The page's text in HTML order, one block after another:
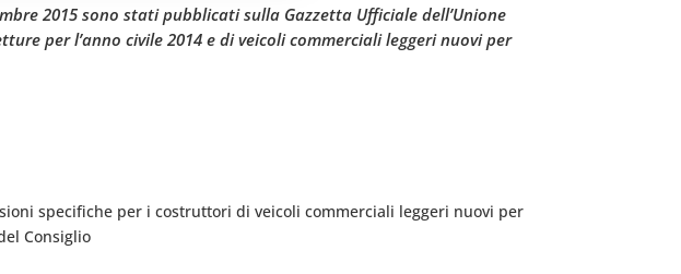
2015 sono stati pubblicati sulla Gazzetta Ufficiale dell’Unione
per l’anno civile 2014 e di veicoli commerciali leggeri nuovi per
specifiche per i costruttori di veicoli commerciali leggeri nuovi per
Consiglio